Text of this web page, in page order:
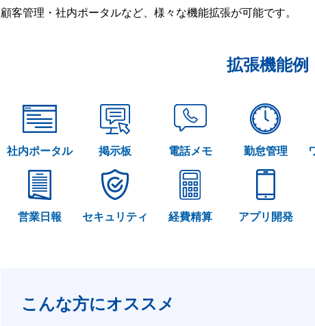
顧客管理・社内ポータルなど、様々な機能拡張が可能です。
拡張機能例
社内ポータル 掲示板 電話メモ 勤怠管理
営業日報 セキュリティ 経費精算 アプリ開発
こんな方にオススメ